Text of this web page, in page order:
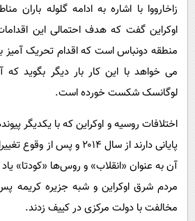
زاخارووا با اشاره به ادامه گلوله
اوکراین گفت که هدف احتمالی این
منطقه دونباس است که اقدام تحریک
می خواهد با این کار بار دیگر بگوید
لوگانسک شکست خورده است.
اختلافات روسیه و اوکراین که با یکدیگر
پایانی دارند از سال ۲۰۱۴ و
آن به عنوان «انقلاب» و روس‌ها «کودتا»
مردم شرق اوکراین و شبه جزیره کریمه
مخالفت با دولت مرکزی در کییف زدند.